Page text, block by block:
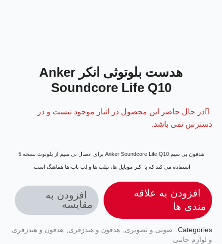
هدست بلوتوثی انکر Anker
Soundcore Life Q10
در حال حاضر این محصول در انبار موجود نیست و در
دسترس نمی باشد.
هدفون بی سیم Anker Soundcore Life Q10 برای اتصال بی سیم از بلوتوث نسخه 5
استفاده می کند که با اکثر موبایل ها، تبلت ها و لپ تاپ ها هماهنگ است.
افزودن به علاقه
مندی ها
افزودن به
مقایسه
Categories: صوتی و تصویری هدفون و هندزفری
هدفون و هندزفری
و لوازم جانبی